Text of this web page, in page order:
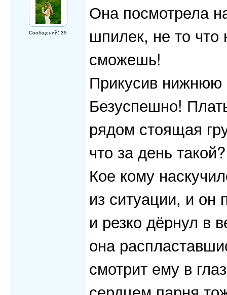
Сообщений: 35
Она посмотрела
шпилек, не то
сможешь!
Прикусив нижнюю
Безуспешно!
рядом стоящая
что за день
Кое кому
из ситуации, и он
и резко дёрнул в
она
смотрит ему в